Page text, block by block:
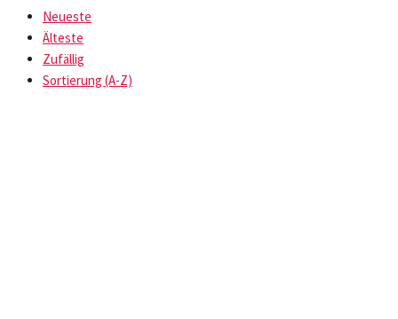
Neueste
Älteste
Zufällig
Sortierung (A-Z)